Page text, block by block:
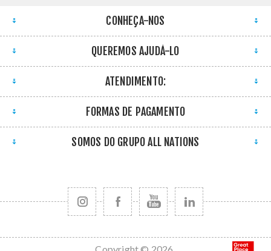
CONHEÇA-NOS
QUEREMOS AJUDÁ-LO
ATENDIMENTO:
FORMAS DE PAGAMENTO
SOMOS DO GRUPO ALL NATIONS